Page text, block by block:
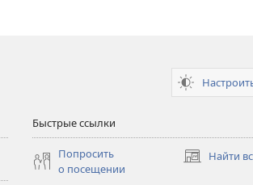
Быстрые ссылки
Попросить
о посещении
Найти
(открывается